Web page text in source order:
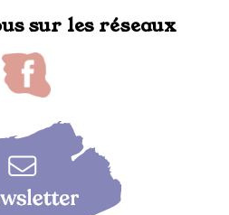
sur les réseaux